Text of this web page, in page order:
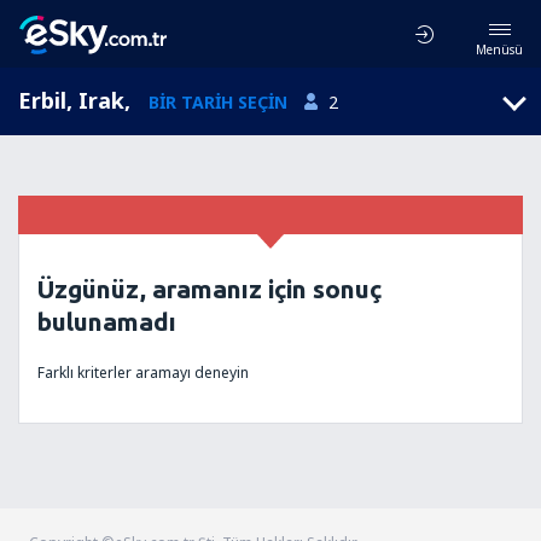
Menüsü
Erbil, Irak, BIR TARIH SEÇIN 2
Üzgünüz, aramanız için sonuç
bulunamadı
Farklı kriterler aramayı deneyin